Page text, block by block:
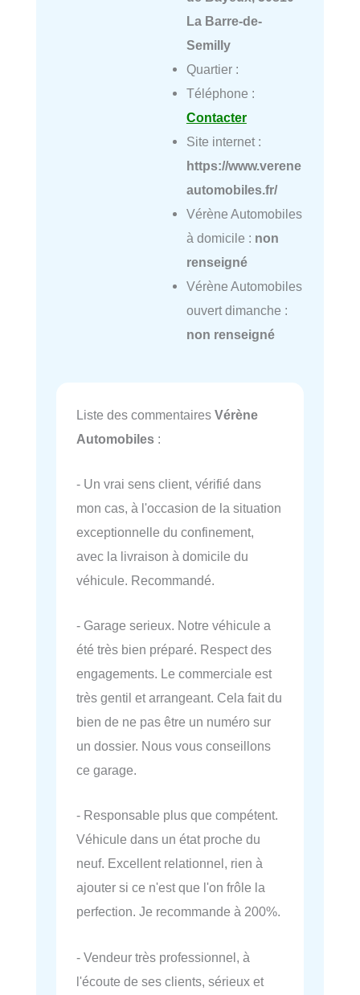
La Barre-de-
Semilly
Quartier :
Téléphone :
Contacter
Site internet :
https://www.verene
automobiles.fr/
Vérène Automobiles
à domicile : non
renseigné
Vérène Automobiles
ouvert dimanche :
non renseigné
Liste des commentaires Vérène
Automobiles :
- Un vrai sens client, vérifié dans
mon cas, à l'occasion de la situation
exceptionnelle du confinement,
avec la livraison à domicile du
véhicule. Recommandé.
- Garage serieux. Notre véhicule a
été très bien préparé. Respect des
engagements. Le commerciale est
très gentil et arrangeant. Cela fait du
bien de ne pas être un numéro sur
un dossier. Nous vous conseillons
ce garage.
- Responsable plus que compétent.
Véhicule dans un état proche du
neuf. Excellent relationnel, rien à
ajouter si ce n'est que l'on frôle la
perfection. Je recommande à 200%.
- Vendeur très professionnel, à
l'écoute de ses clients, sérieux et